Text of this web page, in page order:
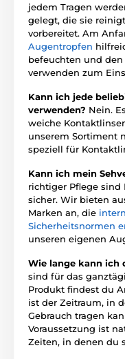
jedem Tragen
gelegt, die sie
vorbereitet. Am
Augentropfen
befeuchten und den
verwenden zum
Kann ich jede
verwenden? Nein.
weiche
unserem Sortiment
speziell für
Kann ich mein
richtiger Pflege
sicher. Wir bieten
Marken an, die
Sicherheitsnormen
unseren eigenen
Wie lange kann ich
sind für das
Produkt findest du
ist der Zeitraum, in
Gebrauch tragen
Voraussetzung ist
Zeiten, in denen du